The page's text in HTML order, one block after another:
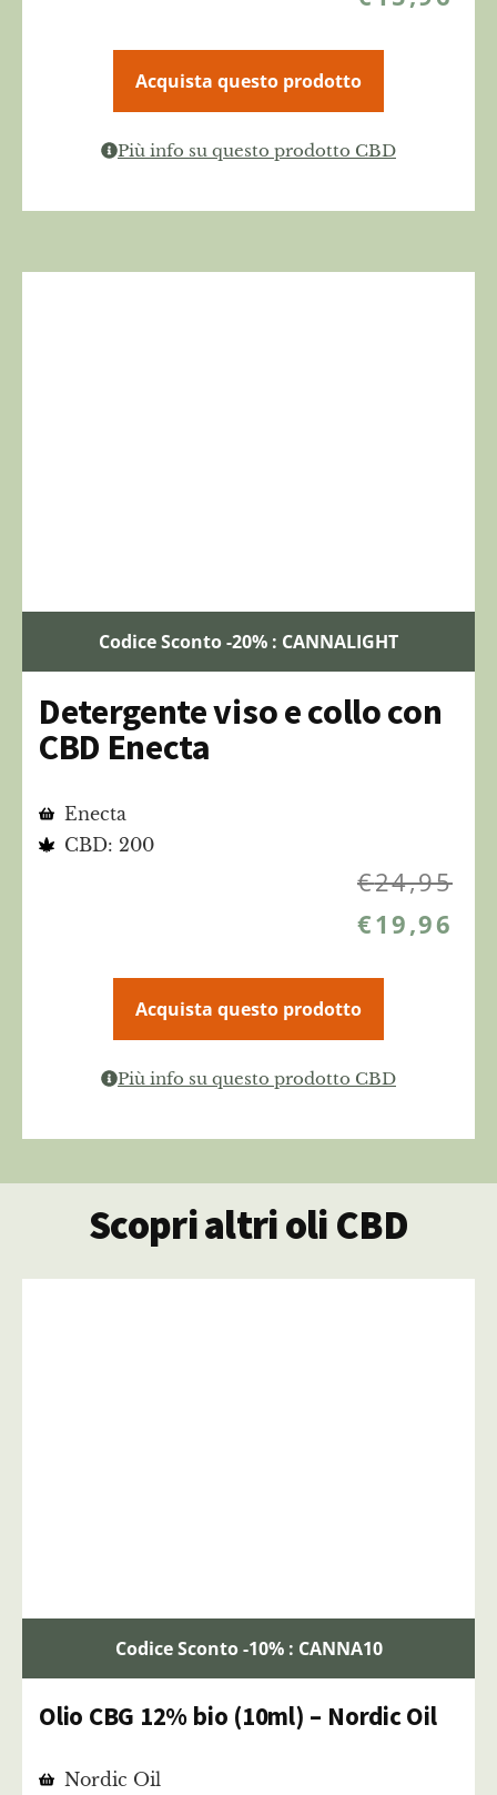
Acquista questo prodotto
Più info su questo prodotto CBD
Codice Sconto -20% : CANNALIGHT
Detergente viso e collo con
CBD Enecta
Enecta
CBD: 200
€24,95
€19,96
Acquista questo prodotto
Più info su questo prodotto CBD
Scopri altri oli CBD
Codice Sconto -10% : CANNA10
Olio CBG 12% bio (10ml) – Nordic Oil
Nordic Oil